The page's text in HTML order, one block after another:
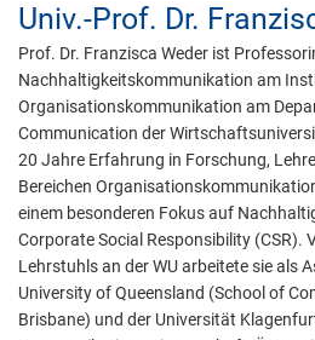
Univ.-Prof. Dr.
Prof. Dr. Franzisca Weder ist
Nachhaltigkeitskommunikation am
Organisationskommunikation am
Communication der
20 Jahre Erfahrung in Forschung,
Bereichen
einem besonderen Fokus auf
Corporate Social Responsibility (CSR).
Lehrstuhls an der WU arbeitete sie als
University of Queensland (School of
Brisbane) und der Universität